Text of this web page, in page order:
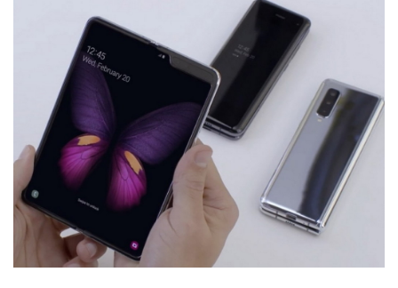
生成式AI與雲端應用
Enterprise Digital Transformation
特集